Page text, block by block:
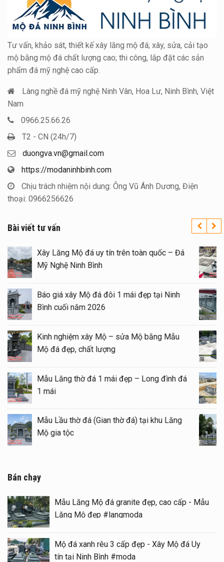
Tư vấn, khảo sát, thiết kế xây lăng mộ đá; xây, sửa, cải tạo
mộ bằng mộ đá chất lượng cao; thi công, lắp đặt các sản
phẩm đá mỹ nghệ cao cấp.
Làng nghề đá mỹ nghệ Ninh Vân, Hoa Lư, Ninh Bình, Việt
Nam
0966.25.66.26
T2 - CN (24h/7)
duongva.vn@gmail.com
https://modaninhbinh.com
Chịu trách nhiệm nội dung: Ông Vũ Ánh Dương, Điện
thoại: 0966256626
Bài viết tư vấn
Xây Lăng Mộ đá uy tín trên toàn quốc – Đá
Mỹ Nghệ Ninh Bình
Báo giá xây Mộ đá đôi 1 mái đẹp tại Ninh
Bình cuối năm 2026
Kinh nghiệm xây Mộ – sửa Mộ bằng Mẫu
Mộ đá đẹp, chất lượng
Mẫu Lăng thờ đá 1 mái đẹp – Long đình đá
1 mái
Mẫu Lầu thờ đá (Gian thờ đá) tại khu Lăng
Mộ gia tộc
Bán chạy
Mẫu Lăng Mộ đá granite đẹp, cao cấp - Mẫu
Lăng Mộ đẹp #langmoda
Mộ đá xanh rêu 3 cấp đẹp - Xây Mộ đá Uy
tín tại Ninh Bình #moda